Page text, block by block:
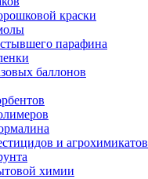
краски
парафина
баллонов
и агрохимикатов
химии